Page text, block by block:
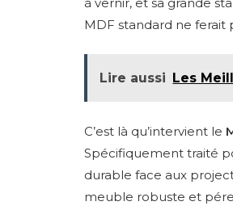
MDF standard ne ferait
Lire aussi Les
C’est là qu’intervient le
Spécifiquement traité
durable face aux
meuble robuste et